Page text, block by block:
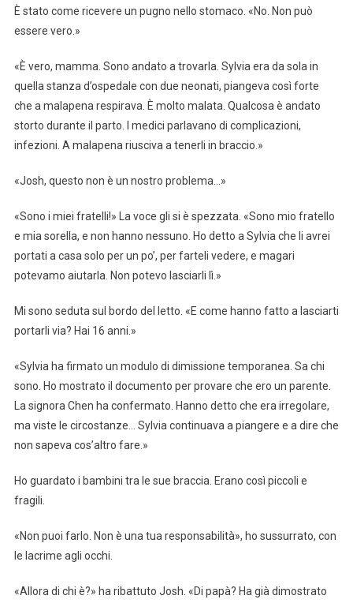
È stato come ricevere un pugno nello stomaco. «No. Non può
essere vero.»
«È vero, mamma. Sono andato a trovarla. Sylvia era da sola in
quella stanza d’ospedale con due neonati, piangeva così forte
che a malapena respirava. È molto malata. Qualcosa è andato
storto durante il parto. I medici parlavano di complicazioni,
infezioni. A malapena riusciva a tenerli in braccio.»
«Josh, questo non è un nostro problema…»
«Sono i miei fratelli!» La voce gli si è spezzata. «Sono mio fratello
e mia sorella, e non hanno nessuno. Ho detto a Sylvia che li avrei
portati a casa solo per un po’, per farteli vedere, e magari
potevamo aiutarla. Non potevo lasciarli lì.»
Mi sono seduta sul bordo del letto. «E come hanno fatto a lasciarti
portarli via? Hai 16 anni.»
«Sylvia ha firmato un modulo di dimissione temporanea. Sa chi
sono. Ho mostrato il documento per provare che ero un parente.
La signora Chen ha confermato. Hanno detto che era irregolare,
ma viste le circostanze… Sylvia continuava a piangere e a dire che
non sapeva cos’altro fare.»
Ho guardato i bambini tra le sue braccia. Erano così piccoli e
fragili.
«Non puoi farlo. Non è una tua responsabilità», ho sussurrato, con
le lacrime agli occhi.
«Allora di chi è?» ha ribattuto Josh. «Di papà? Ha già dimostrato